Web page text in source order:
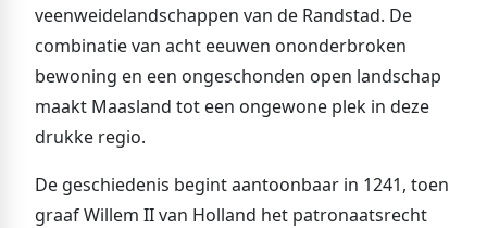
veenweidelandschappen van de Randstad. De
combinatie van acht eeuwen ononderbroken
bewoning en een ongeschonden open landschap
maakt Maasland tot een ongewone plek in deze
drukke regio.
De geschiedenis begint aantoonbaar in 1241, toen
graaf Willem II van Holland het patronaatsrecht